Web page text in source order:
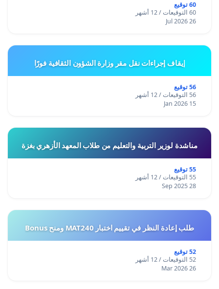
60 توقيع
60 التوقيعات / 12 أشهر
26 Jul 2026
إيقاف إجراءات نقل مقر وزارة الشؤون الثقافية فورًا
56 توقيع
56 التوقيعات / 12 أشهر
15 Jan 2026
مناشدة لوزير التربية والتعليم من طلاب المعهد الأزهري بغزة
55 توقيع
55 التوقيعات / 12 أشهر
28 Sep 2025
طلب إعادة النظر في تقييم اختبار MAT240 ومنح Bonus
52 توقيع
52 التوقيعات / 12 أشهر
26 Mar 2026